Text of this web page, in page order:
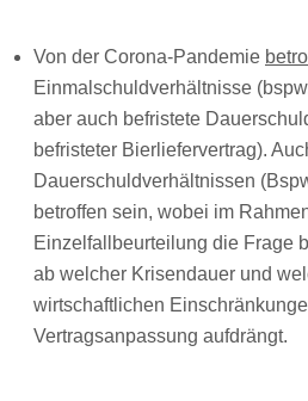
Von der Corona-Pandemie
Einmalschuldverhältnisse
aber auch befristete
befristeter Bierliefervertrag).
Dauerschuldverhältnissen
betroffen sein, wobei im
Einzelfallbeurteilung die Frage
ab welcher Krisendauer und
wirtschaftlichen
Vertragsanpassung aufdrängt.